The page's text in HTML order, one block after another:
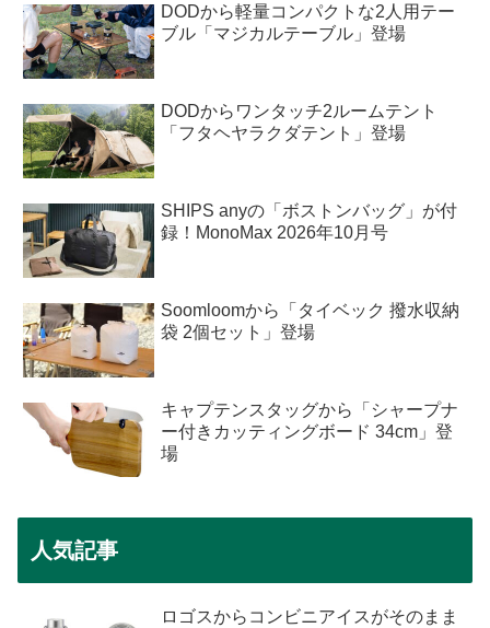
DODから軽量コンパクトな2人用テー
ブル「マジカルテーブル」登場
DODからワンタッチ2ルームテント
「フタヘヤラクダテント」登場
SHIPS anyの「ボストンバッグ」が付
録！MonoMax 2026年10月号
Soomloomから「タイベック 撥水収納
袋 2個セット」登場
キャプテンスタッグから「シャープナ
ー付きカッティングボード 34cm」登
場
人気記事
ロゴスからコンビニアイスがそのまま